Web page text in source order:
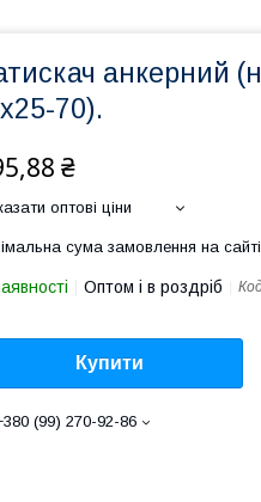
анкерний
70).
₴
оптові ціни
сума замовлення на
Оптом і в роздріб
Купити
(99) 270-92-86